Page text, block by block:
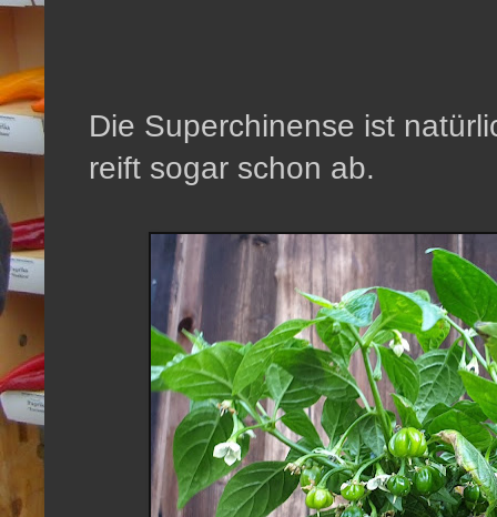
Die Superchinense ist
reift sogar schon ab.